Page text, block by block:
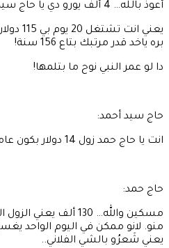
أعوذ بالله… 4 ألف يورو دي يا حاج سيد أحمد 18 مليار بالقديم!
يعني
بره ياخد قدر مرتبك بتاع 156 سنة!
دا لو عمر النبي نوح ما بتلمها!
حاج سيد أحمد:
انت يا حاج حمد زول 14 دولار بكون عامل كيف؟
حاج حمد:
مسكين والله… 130
منو. لانو ممكن في اليوم الواحد
يعني شَعرُو بالشي الفلاني..